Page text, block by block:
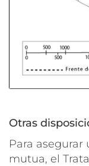
Otras
Para
mutua, el